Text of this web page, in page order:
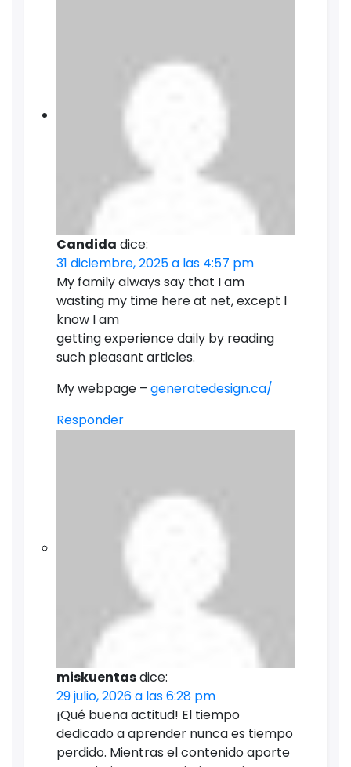
Candida dice:
31 diciembre, 2025 a las 4:57 pm
My family always say that I am
wasting my time here at net, except I
know I am
getting experience daily by reading
such pleasant articles.
My webpage – generatedesign.ca/
Responder
miskuentasdice:
29 julio, 2026 a las 6:28 pm
¡Qué buena actitud! El tiempo
dedicado a aprender nunca es tiempo
perdido. Mientras el contenido aporte